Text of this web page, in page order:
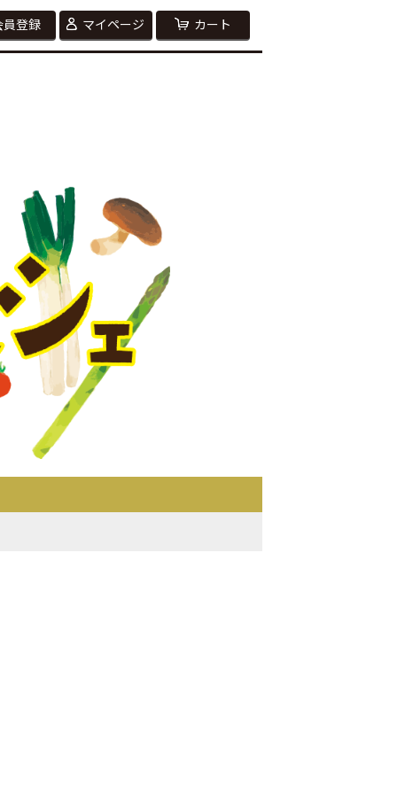
員登録 マイページ カート